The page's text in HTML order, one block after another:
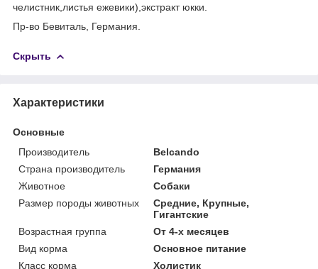
челистник,листья ежевики),экстракт юкки.
Пр-во Бевиталь, Германия.
Скрыть
Характеристики
Основные
Производитель
Belcando
Страна производитель
Германия
Животное
Собаки
Размер породы животных
Средние, Крупные,
Гигантские
Возрастная группа
От 4-х месяцев
Вид корма
Основное питание
Класс корма
Холистик